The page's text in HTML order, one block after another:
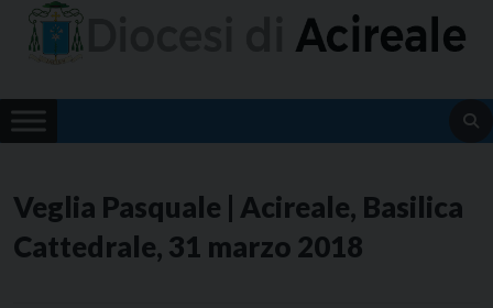
Skip
Veglia Pasquale | Acireale, Basilica
Cattedrale, 31 marzo 2018